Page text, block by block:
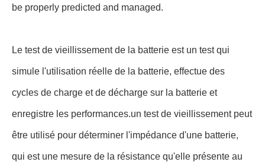
be properly predicted and managed.
Le test de vieillissement de la batterie est un test qui
simule l'utilisation réelle de la batterie, effectue des
cycles de charge et de décharge sur la batterie et
enregistre les performances.un test de vieillissement peut
être utilisé pour déterminer l'impédance d'une batterie,
qui est une mesure de la résistance qu'elle présente au